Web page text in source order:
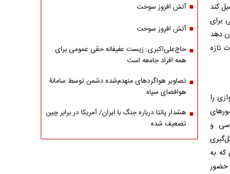
کند
برای
دهد
تازه
را
و
که به
حضور
آتش افروز سوخت
آتش افروز سوخت
حاج‌علی‌اکبری: زیست عفیفانه حقی عمومی برای
همه افراد جامعه است
تصاویر هواگردهای منهدم‌شده دشمن توسط سامانۀ
هوافضای سپاه
هشدار پانتا درباره جنگ با ایران/ آمریکا در برابر چین
تضعیف شده